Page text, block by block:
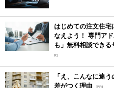
はじめての注文住宅
なえよう！ 専門ア
も」無料相談でき
R]
「え、こんなに違
差がつく理由 [PR]